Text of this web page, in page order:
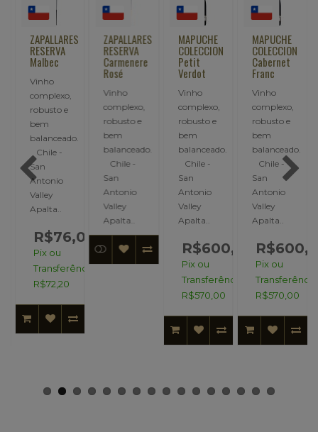
ZAPALLARES
RESERVA
Malbec
Vinho
complexo,
robusto e
bem
balanceado.
Chile -
San
Antonio
Valley
Apalta..
R$76,00
Pix ou
Transferência:
R$72,20
ZAPALLARES
RESERVA
Carmenere
Rosé
Vinho
complexo,
robusto e
bem
balanceado.
Chile -
San
Antonio
Valley
Apalta..
MAPUCHE
COLECCION
Petit
Verdot
Vinho
complexo,
robusto e
bem
balanceado.
Chile -
San
Antonio
Valley
Apalta..
R$600,00
Pix ou
Transferência:
R$570,00
MAPUCHE
COLECCION
Cabernet
Franc
Vinho
complexo,
robusto e
bem
balanceado.
Chile -
San
Antonio
Valley
Apalta..
Pix ou
R$570,00